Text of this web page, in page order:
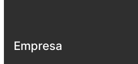
Empresa